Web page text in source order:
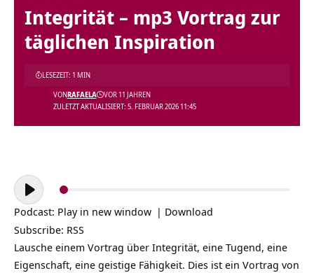
Integrität – mp3 Vortrag zur
täglichen Inspiration
ZULETZT AKTUALISIERT: 5. FEBRUAR 2026 11:45
VONRAFAELA VOR 11 JAHREN
LESEZEIT: 1 MIN
Audio-
Player
Podcast: Play in new window | Download
Subscribe: RSS
Lausche einem Vortrag über Integrität, eine Tugend, eine
Eigenschaft, eine geistige Fähigkeit. Dies ist ein Vortrag von